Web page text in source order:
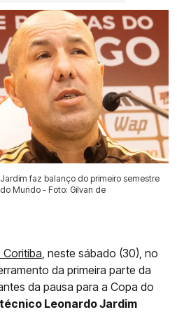
faz balanço do primeiro semestre
Mundo - Foto: Gilvan de
, neste sábado (30), no
da primeira parte da
da pausa para a Copa do
Leonardo Jardim